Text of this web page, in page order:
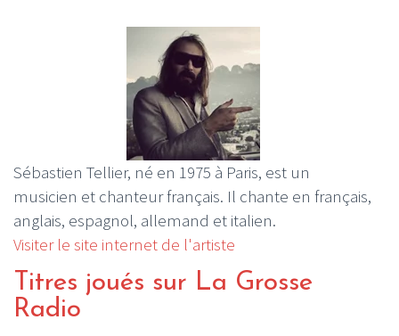
Sébastien Tellier, né en 1975 à Paris, est un
musicien et chanteur français. Il chante en français,
anglais, espagnol, allemand et italien.
Visiter le site internet de l'artiste
Titres joués sur La Grosse
Radio